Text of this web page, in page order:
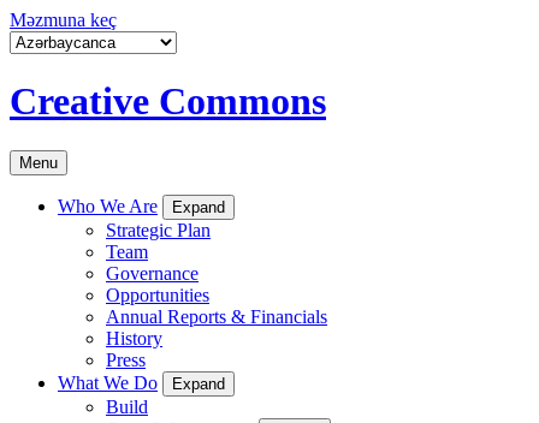
Məzmuna keç
Creative Commons
Menu
Who We Are Expand
Strategic Plan
Team
Governance
Opportunities
Annual Reports & Financials
History
Press
What We Do
Expand
Build